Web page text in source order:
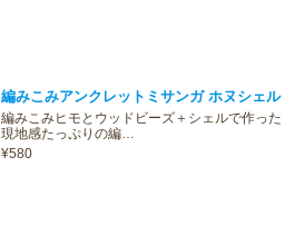
編みこみアンクレットミサンガ ホヌシェル
編みこみヒモとウッドビーズ＋シェルで作った
現地感たっぷりの編…
¥580